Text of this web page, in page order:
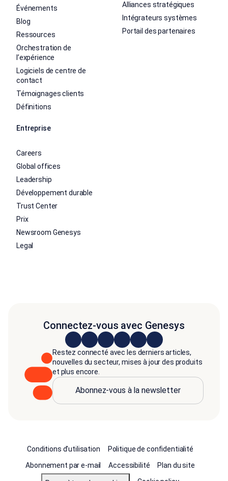
Événements
Blog
Ressources
Orchestration de
l’expérience
Logiciels de centre de
contact
Témoignages clients
Définitions
Alliances stratégiques
Intégrateurs systèmes
Portail des partenaires
Entreprise
Careers
Global offices
Leadership
Développement durable
Trust Center
Prix
Newsroom Genesys
Legal
Connectez-vous avec Genesys
Restez connecté avec les derniers articles,
nouvelles du secteur, mises à jour des produits
et plus encore.
Abonnez-vous à la newsletter
Conditions d'utilisation
Politique de confidentialité
Abonnement par e-mail
Accessibilité Plan du site